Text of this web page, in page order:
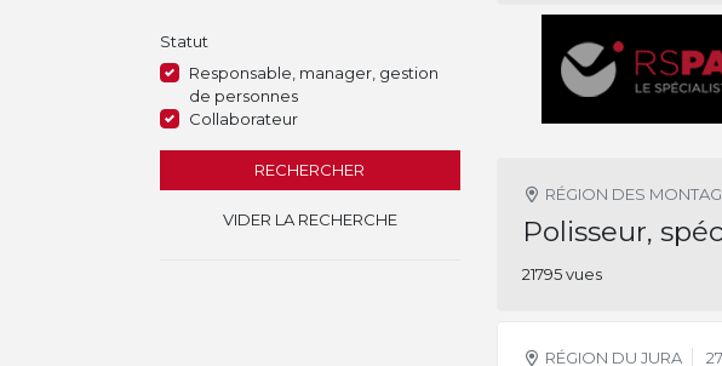
Statut
Responsable, manager, gestion
de personnes
Collaborateur
RECHERCHER
VIDER LA RECHERCHE
RÉGION DES
Polisseur,
21795 vues
RÉGION DU JURA